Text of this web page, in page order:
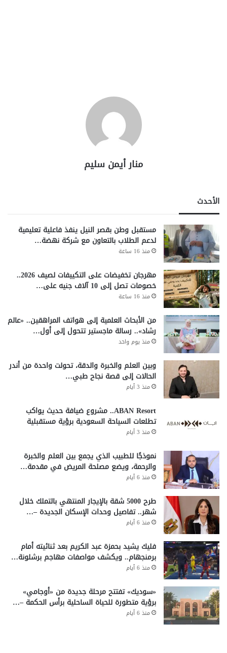
منار أيمن سليم
الأحدث
مستقبل وطن بقصر النيل ينفذ فاعلية تعليمية
لدعم الطلاب بالتعاون مع شركة نهضة…
منذ 16 ساعة
مهرجان تخفيضات على التكييفات لصيف 2026..
خصومات تصل إلى 10 آلاف جنيه على…
منذ 16 ساعة
من الأبحاث العلمية إلى هواتف المراهقين.. «عالم
رشاد».. رسالة ماجستير تتحول إلى أول…
منذ يوم واحد
وبين العلم والخبرة والدقة، تحولت واحدة من أندر
الحالات إلى قصة نجاح طبي…
منذ 3 أيام
ABAN Resort.. مشروع ضيافة حديث يواكب
تطلعات السياحة السعودية برؤية مستقبلية
منذ 3 أيام
نموذجًا للطبيب الذي يجمع بين العلم والخبرة
والرحمة، ويضع مصلحة المريض في مقدمة…
منذ 6 أيام
طرح 5000 شقة بالإيجار المنتهي بالتملك خلال
شهر.. تفاصيل وحدات الإسكان الجديدة –…
منذ 6 أيام
فليك يشيد بحمزة عبد الكريم بعد ثنائيته أمام
برمنجهام.. ويكشف مواصفات مهاجم برشلونة…
منذ 6 أيام
«سوديك» تفتتح مرحلة جديدة من «أوجامي»
برؤية متطورة للحياة الساحلية برأس الحكمة –…
منذ 6 أيام